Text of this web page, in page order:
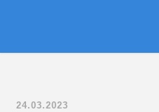
24.03.2023